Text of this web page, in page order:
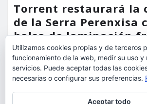
Torrent restaurará la
de la Serra Perenxisa
balsa de laminación
lluvias torrenciales
torrent al dia Ago 5, 2026
Utilizamos cookies propias y de terceros
funcionamiento de la web, medir su uso y
servicios. Puede aceptar todas las
necesarias o configurar sus preferencias.
Aceptar todo